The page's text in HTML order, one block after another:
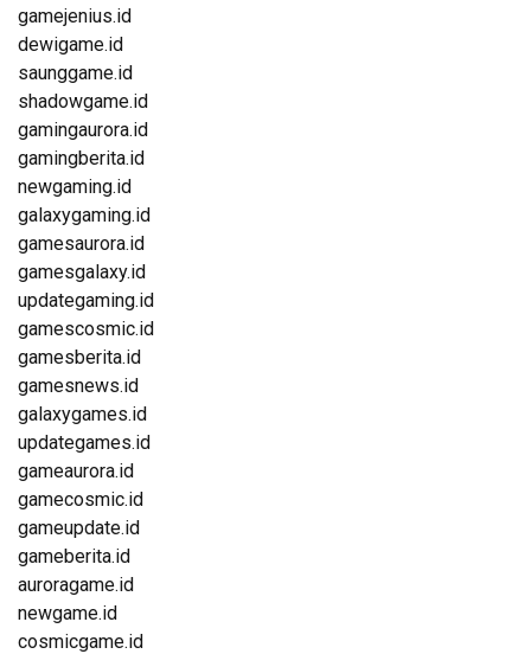
gamejenius.id
dewigame.id
saunggame.id
shadowgame.id
gamingaurora.id
gamingberita.id
newgaming.id
galaxygaming.id
gamesaurora.id
gamesgalaxy.id
updategaming.id
gamescosmic.id
gamesberita.id
gamesnews.id
galaxygames.id
updategames.id
gameaurora.id
gamecosmic.id
gameupdate.id
gameberita.id
auroragame.id
newgame.id
cosmicgame.id